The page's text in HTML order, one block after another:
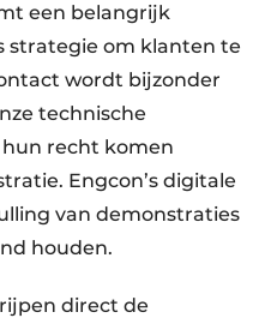
een belangrijk
strategie om klanten te
wordt bijzonder
technische
recht komen
Engcon’s digitale
van demonstraties
houden.
direct de